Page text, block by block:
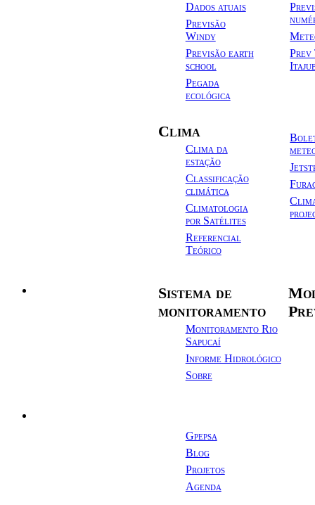
Dados atuais
Previsão
Windy
Previsão earth
school
Pegada
ecológica
Clima
Clima da
estação
Classificação
climática
Climatologia
por Satélites
Referencial
Teórico
Prev
Sistema de
monitoramento
Monitoramento Rio
Sapucaí
Informe Hidrológico
Sobre
Gpepsa
Blog
Projetos
Agenda